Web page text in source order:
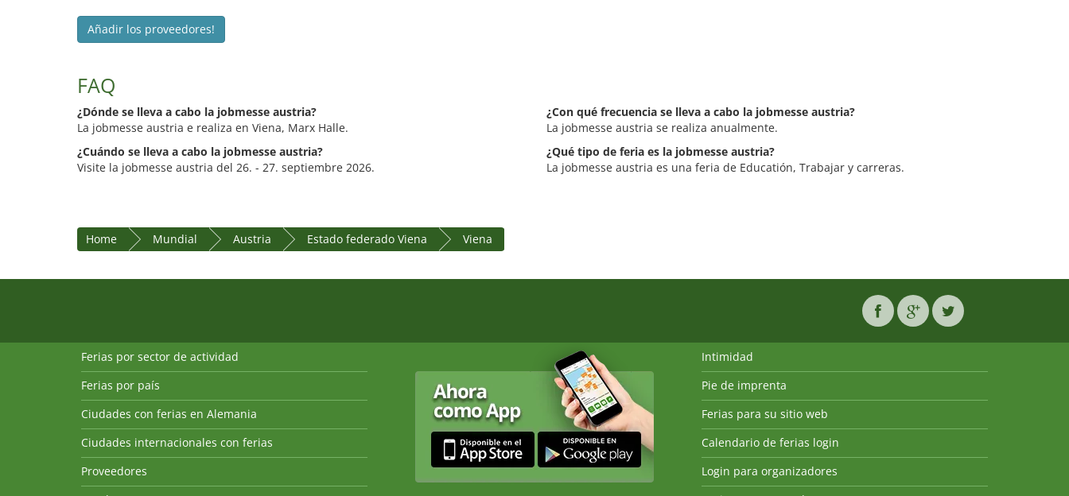
Añadir los proveedores!
FAQ
¿Dónde se lleva a cabo la jobmesse austria?
La jobmesse austria e realiza en Viena, Marx Halle.
¿Cuándo se lleva a cabo la jobmesse austria?
Visite la jobmesse austria del 26. - 27. septiembre 2026.
¿Con qué frecuencia se lleva a cabo la jobmesse austria?
La jobmesse austria se realiza anualmente.
¿Qué tipo de feria es la jobmesse austria?
La jobmesse austria es una feria de Educatión, Trabajar y carreras.
Home Mundial Austria Estado federado Viena Viena
Ferias por sector de actividad
Ferias por país
Ciudades con ferias en Alemania
Ciudades internacionales con ferias
Proveedores
Intimidad
Pie de imprenta
Ferias para su sitio web
Calendario de ferias login
Login para organizadores